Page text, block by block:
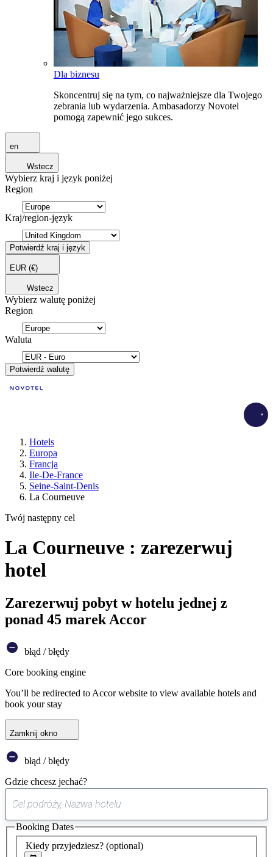
Dla biznesu
Skoncentruj się na tym, co najważniejsze dla Twojego
zebrania lub wydarzenia. Ambasadorzy Novotel
pomogą zapewnić jego sukces.
en
Wstecz
Wybierz kraj i język poniżej
Region
Kraj/region-język
Potwierdź kraj i język
EUR (€)
Wstecz
Wybierz walutę poniżej
Region
Waluta
Potwierdź walutę
Hotels
Europa
Francja
Ile-De-France
Seine-Saint-Denis
La Courneuve
Twój następny cel
La Courneuve : zarezerwuj
hotel
Zarezerwuj pobyt w hotelu jednej z
ponad 45 marek Accor
błąd / błędy
Core booking engine
You’ll be redirected to Accor website to view available hotels and
book your stay
Zamknij okno
błąd / błędy
Gdzie chcesz jechać?
sugestia
została
znaleziona
Kiedy przyjedziesz? (optional)
Booking Dates